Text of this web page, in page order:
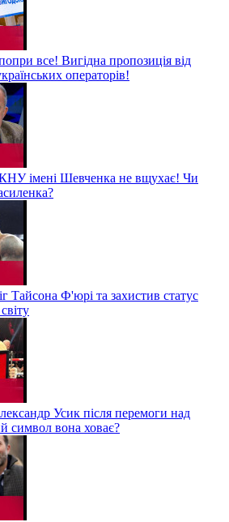
все! Вигідна пропозиція від
операторів!
імені Шевченка не вщухає! Чи
Тайсона Ф'юрі та захистив статус
Усик після перемоги над
символ вона ховає?